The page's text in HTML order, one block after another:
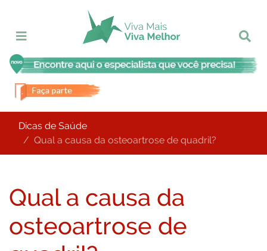
Dicas de Saúde
Qual a causa da osteoartrose de quadril?
Qual a causa da
osteoartrose de